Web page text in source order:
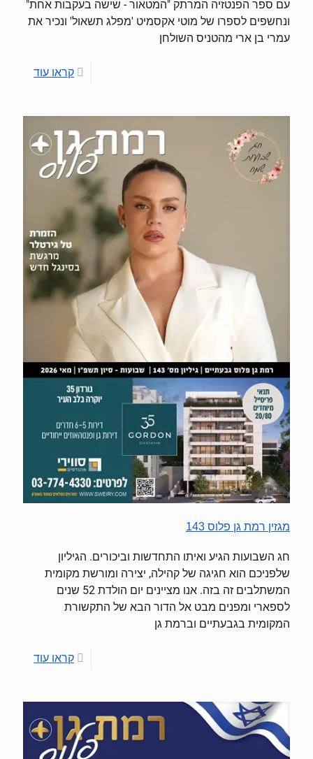
עם ספר הפנטזיה המרתק "המטאור - שישה בעקבות אחת"
ונחשפים לספרו של מוטי אקסמיט 'מפלג תשאול' ונכיר את
עמרי בן ארי מהטניס השולחן
קראו עוד
מגזין רמת גן פלוס 143
חג השבועות הגיע ואיתו התחדשות וביכורים. הגיליון
שלפניכם הוא חגיגה של קהילה, יצירה ומורשת מקומית
המשתלבים זה בזה. אנו מציינים יום הולדת 52 שנים
לספארי ומפנים מבט אל הדור הבא של התקשורת
המקומית בגבעתיים וברמת גן
קראו עוד